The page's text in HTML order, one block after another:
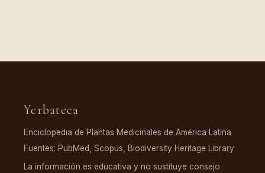
Yerbateca
Enciclopedia de Plantas Medicinales de América Latina
Fuentes: PubMed, Scopus, Biodiversity Heritage Library
La información es educativa y no sustituye consejo